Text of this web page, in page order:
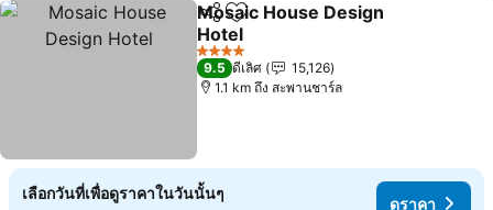
แชร์ เพิ่มในรายการโปรด
Mosaic House Design
Hotel
4 ดาว
9.5 ดีเลิศ
15,126
1.1 km ถึง สะพานชาร์ล
เลือกวันที่เพื่อดูราคาในวันนั้นๆ
ดูราคา